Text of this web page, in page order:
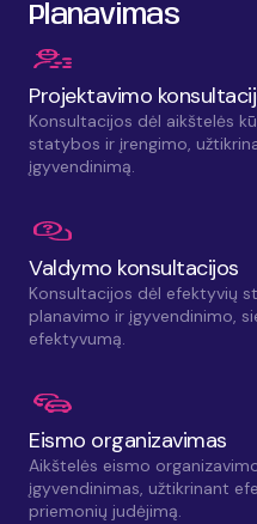
Planavimas
Projektavimo
Konsultacijos dėl aikštelės
statybos ir įrengimo,
įgyvendinimą.
Valdymo konsultacijos
Konsultacijos dėl efektyvių
planavimo ir įgyvendinimo,
efektyvumą.
Eismo organizavimas
Aikštelės eismo
įgyvendinimas, užtikrinant
priemonių judėjimą.